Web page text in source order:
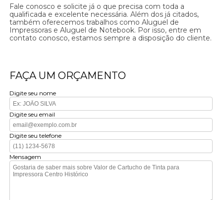
Fale conosco e solicite já o que precisa com toda a
qualificada e excelente necessária. Além dos já citados,
também oferecemos trabalhos como Aluguel de
Impressoras e Aluguel de Notebook. Por isso, entre em
contato conosco, estamos sempre a disposição do cliente.
FAÇA UM ORÇAMENTO
Digite seu nome
Digite seu email
Digite seu telefone
Mensagem